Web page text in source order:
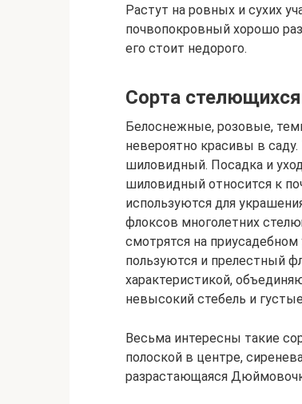
Растут на ровных и сухих
почвопокровный хорошо
его стоит недорого.
Сорта
Белоснежные, розовые,
невероятно красивы в
шиловидный. Посадка и
шиловидный относится к
используются для
флоксов многолетних
смотрятся на
пользуются и прелестный
характеристикой,
невысокий стебель и
Весьма интересны такие
полоской в центре,
разрастающаяся